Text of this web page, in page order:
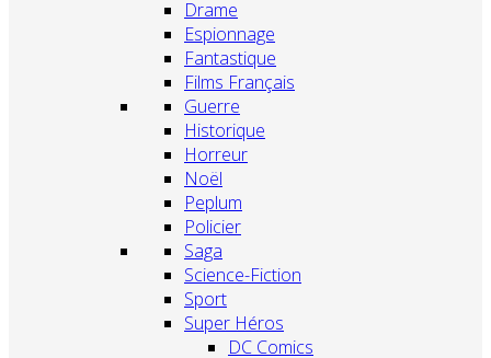
Drame
Espionnage
Fantastique
Films Français
Guerre
Historique
Horreur
Noël
Peplum
Policier
Saga
Science-Fiction
Sport
Super Héros
DC Comics